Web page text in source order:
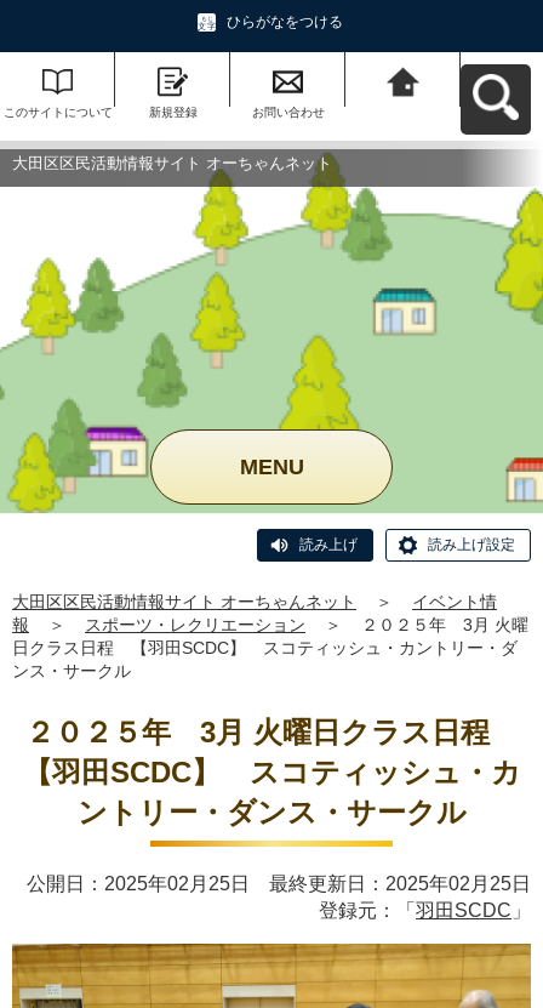
ひらがなをつける
このサイトについて 新規登録 お問い合わせ
ットへ戻る
大田区区民活動情報サイト オーちゃんネット
MENU
読み上げ 読み上げ設定
大田区区民活動情報サイト オーちゃんネット ＞
イベント情
報
＞ スポーツ・レクリエーション ＞
２０２５年 3月 火曜
日クラス日程 【羽田SCDC】 スコティッシュ・カントリー・ダ
ンス・サークル
２０２５年 3月 火曜日クラス日程
【羽田SCDC】 スコティッシュ・カ
ントリー・ダンス・サークル
公開日：2025年02月25日 最終更新日：2025年02月25日
登録元：「 羽田SCDC 」